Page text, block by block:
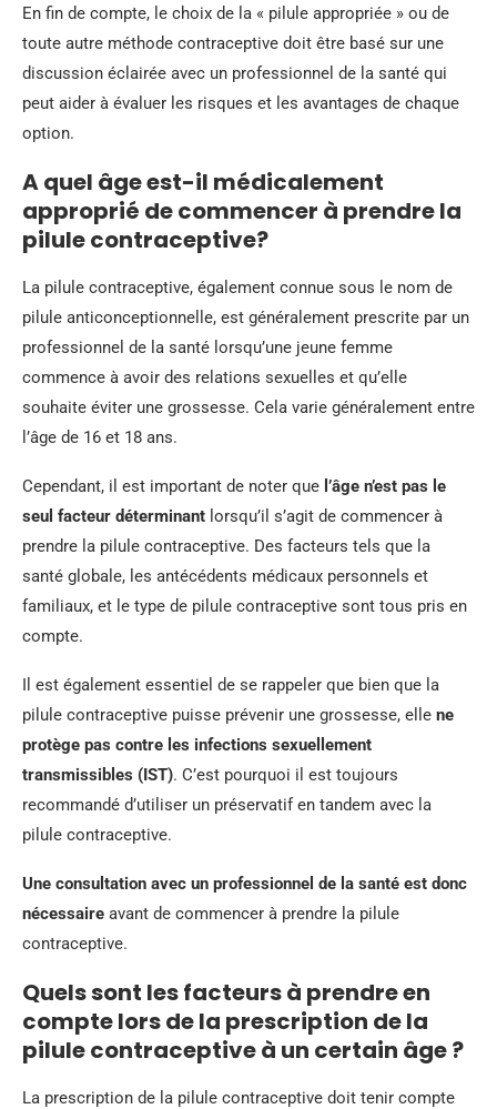
En fin de compte, le choix de la « pilule appropriée » ou de
toute autre méthode contraceptive doit être basé sur une
discussion éclairée avec un professionnel de la santé qui
peut aider à évaluer les risques et les avantages de chaque
option.
A quel âge est-il médicalement
approprié de commencer à prendre la
pilule contraceptive?
La pilule contraceptive, également connue sous le nom de
pilule anticonceptionnelle, est généralement prescrite par un
professionnel de la santé lorsqu’une jeune femme
commence à avoir des relations sexuelles et qu’elle
souhaite éviter une grossesse. Cela varie généralement entre
l’âge de 16 et 18 ans.
Cependant, il est important de noter que l’âge n’est pas le
seul facteur déterminant lorsqu’il s’agit de commencer à
prendre la pilule contraceptive. Des facteurs tels que la
santé globale, les antécédents médicaux personnels et
familiaux, et le type de pilule contraceptive sont tous pris en
compte.
Il est également essentiel de se rappeler que bien que la
pilule contraceptive puisse prévenir une grossesse, elle ne
protège pas contre les infections sexuellement
transmissibles (IST). C’est pourquoi il est toujours
recommandé d’utiliser un préservatif en tandem avec la
pilule contraceptive.
Une consultation avec un professionnel de la santé est donc
nécessaire avant de commencer à prendre la pilule
contraceptive.
Quels sont les facteurs à prendre en
compte lors de la prescription de la
pilule contraceptive à un certain âge ?
La prescription de la pilule contraceptive doit tenir compte